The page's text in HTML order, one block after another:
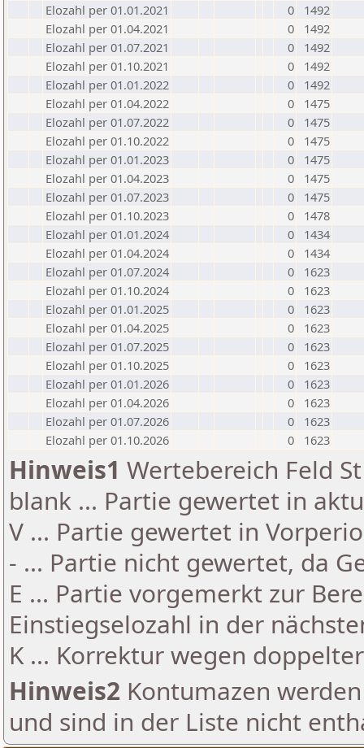
Elozahl per 01.01.2021
0
1492
Elozahl per 01.04.2021
0
1492
Elozahl per 01.07.2021
0
1492
Elozahl per 01.10.2021
0
1492
Elozahl per 01.01.2022
0
1492
Elozahl per 01.04.2022
0
1475
Elozahl per 01.07.2022
0
1475
Elozahl per 01.10.2022
0
1475
Elozahl per 01.01.2023
0
1475
Elozahl per 01.04.2023
0
1475
Elozahl per 01.07.2023
0
1475
Elozahl per 01.10.2023
0
1478
Elozahl per 01.01.2024
0
1434
Elozahl per 01.04.2024
0
1434
Elozahl per 01.07.2024
0
1623
Elozahl per 01.10.2024
0
1623
Elozahl per 01.01.2025
0
1623
Elozahl per 01.04.2025
0
1623
Elozahl per 01.07.2025
0
1623
Elozahl per 01.10.2025
0
1623
Elozahl per 01.01.2026
0
1623
Elozahl per 01.04.2026
0
1623
Elozahl per 01.07.2026
0
1623
Elozahl per 01.10.2026
0 1623
Hinweis1 Wertebereich Feld
blank ... Partie gewertet in
V ... Partie gewertet in
- ... Partie nicht gewertet, da
E ... Partie vorgemerkt zur
Einstiegselozahl in der
K ... Korrektur wegen
Hinweis2 Kontumazen
und sind in der Liste nicht